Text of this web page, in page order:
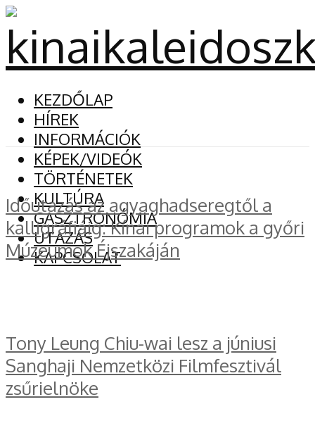
KEZDŐLAP
HÍREK
INFORMÁCIÓK
KÉPEK/VIDEÓK
TÖRTÉNETEK
KULTÚRA
GASZTRONÓMIA
UTAZÁS
KAPCSOLAT
Időutazás az agyaghadseregtől a
kalligráfiáig: Kínai programok a győri
Múzeumok Éjszakáján
Tony Leung Chiu-wai lesz a júniusi
Sanghaji Nemzetközi Filmfesztivál
zsűrielnöke